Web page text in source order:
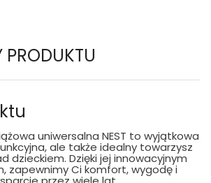
PRODUKTU
uniwersalna NEST to wyjątkowa
ale także idealny towarzysz
dzieckiem. Dzięki jej innowacyjnym
zapewnimy Ci komfort, wygodę i